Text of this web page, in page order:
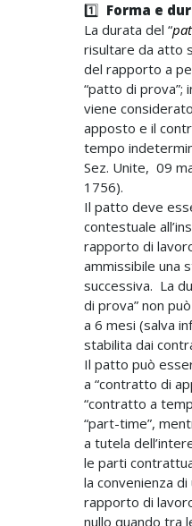
1️⃣ Forma e
La durata del “
risultare da atto
del rapporto a
“patto di prova”;
viene
apposto e il
tempo
Sez. Unite, 09
1756).
Il patto deve
contestuale
rapporto di
ammissibile una
successiva. La
di prova” non
a 6 mesi (salva
stabilita dai
Il patto può
a “contratto di
“contratto a
“part-time”,
a tutela
le parti
la convenienza di
rapporto di
nullo quando tra